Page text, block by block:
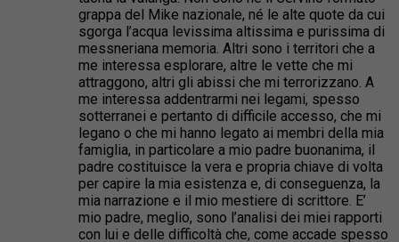
grappa del Mike nazionale, né le alte quote da cui
sgorga l’acqua levissima altissima e purissima di
messneriana memoria. Altri sono i territori che a
me interessa esplorare, altre le vette che mi
attraggono, altri gli abissi che mi terrorizzano. A
me interessa addentrarmi nei legami, spesso
sotterranei e pertanto di difficile accesso, che mi
legano o che mi hanno legato ai membri della mia
famiglia, in particolare a mio padre buonanima, il
padre costituisce la vera e propria chiave di volta
per capire la mia esistenza e, di conseguenza, la
mia narrazione e il mio mestiere di scrittore. E’
mio padre, meglio, sono l’analisi dei miei rapporti
con lui e delle difficoltà che, come accade spesso